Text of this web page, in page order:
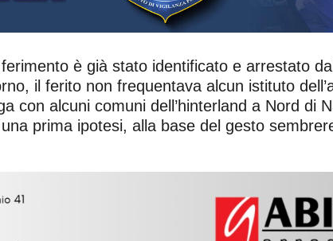
è già stato identificato e arrestato
il ferito non frequentava alcun istituto
con alcuni comuni dell’hinterland a Nord
prima ipotesi, alla base del gesto